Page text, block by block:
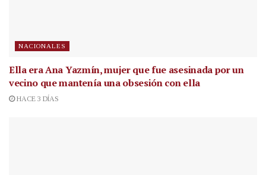
NACIONALES
Ella era Ana Yazmín, mujer que fue asesinada por un
vecino que mantenía una obsesión con ella
HACE 3 DÍAS